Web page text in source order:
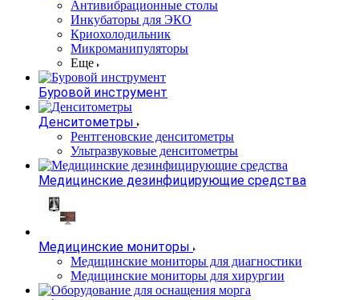
Антивибрационные столы
Инкубаторы для ЭКО
Криохолодильник
Микроманипуляторы
Еще
Буровой инструмент
Денситометры
Рентгеновские денситометры
Ультразвуковые денситометры
Медицинские дезинфицирующие средства
Медицинские мониторы
Медицинские мониторы для диагностики
Медицинские мониторы для хирургии